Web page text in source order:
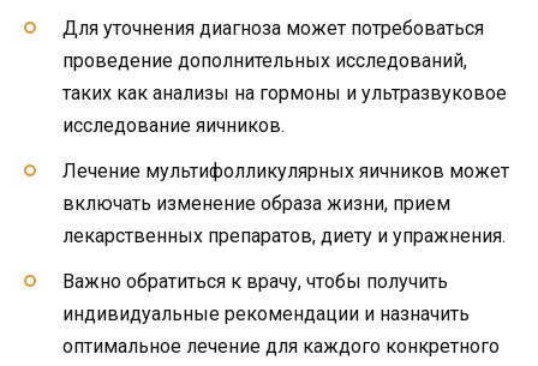
Для уточнения диагноза может потребоваться
проведение дополнительных исследований,
таких как анализы на гормоны и ультразвуковое
исследование яичников.
Лечение мультифолликулярных яичников может
включать изменение образа жизни, прием
лекарственных препаратов, диету и упражнения.
Важно обратиться к врачу, чтобы получить
индивидуальные рекомендации и назначить
оптимальное лечение для каждого конкретного